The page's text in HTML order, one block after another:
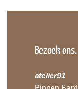
Bezoek ons.
atelier91